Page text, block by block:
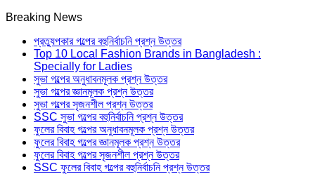
Breaking News
প্রত্যুপকার গল্পের বহুনির্বাচনি প্রশ্ন উত্তর
Top 10 Local Fashion Brands in Bangladesh :
Specially for Ladies
সুভা গল্পের অনুধাবনমূলক প্রশ্ন উত্তর
সুভা গল্পের জ্ঞানমূলক প্রশ্ন উত্তর
সুভা গল্পের সৃজনশীল প্রশ্ন উত্তর
SSC সুভা গল্পের বহুনির্বাচনি প্রশ্ন উত্তর
ফুলের বিবাহ গল্পের অনুধাবনমূলক প্রশ্ন উত্তর
ফুলের বিবাহ গল্পের জ্ঞানমূলক প্রশ্ন উত্তর
ফুলের বিবাহ গল্পের সৃজনশীল প্রশ্ন উত্তর
SSC ফুলের বিবাহ গল্পের বহুনির্বাচনি প্রশ্ন উত্তর